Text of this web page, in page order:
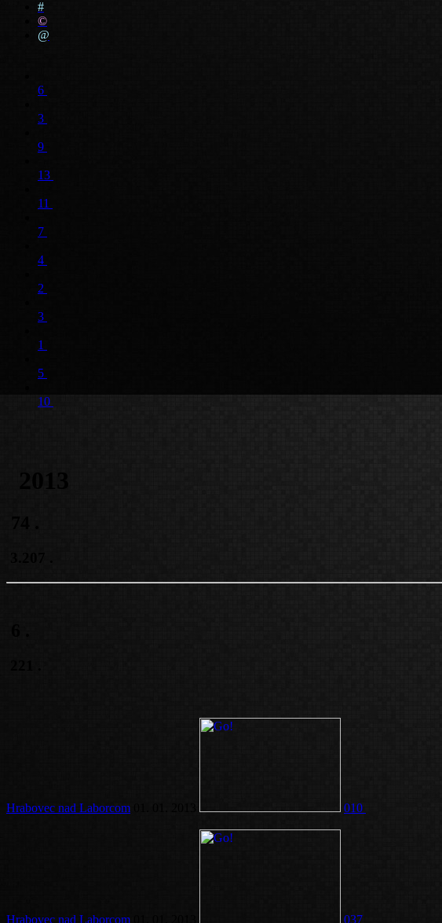
#
©
@
6
3
9
13
11
7
4
2
3
1
5
10
Hrabovec nad Laborcom 010
Hrabovec nad Laborcom 037